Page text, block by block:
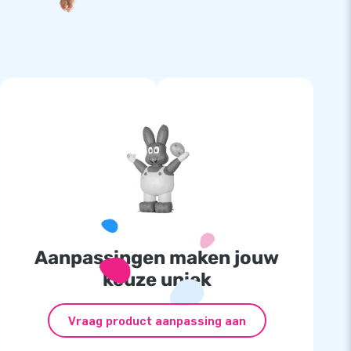
Aanpassingen maken jouw
keuze uniek
Vraag product aanpassing aan